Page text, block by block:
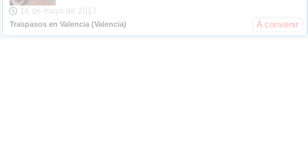
16 de mayo de 2017
Traspasos en Valencia (Valencia) A convenir